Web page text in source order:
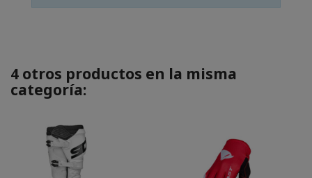
4 otros productos en la misma
categoría: